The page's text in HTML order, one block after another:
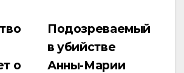
Подозреваемый
в убийстве
Анны-Марии
о